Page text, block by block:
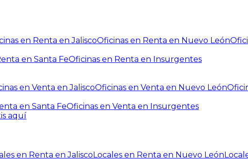
en Renta en JaliscoOficinas en Renta en Nuevo León
en Santa FeOficinas en Renta en Insurgentes
en Venta en JaliscoOficinas en Venta en Nuevo León
en Santa FeOficinas en Venta en Insurgentes
aquí
en Renta en JaliscoLocales en Renta en Nuevo León